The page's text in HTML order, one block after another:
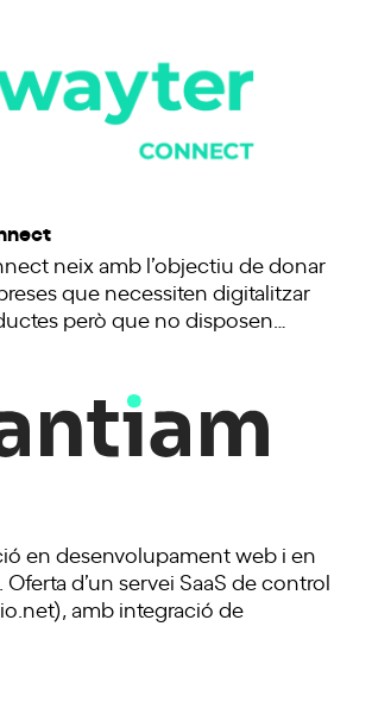
neix amb l’objectiu de donar
que necessiten digitalitzar
però que no disposen…
en desenvolupament web i en
Oferta d’un servei SaaS de control
amb integració de